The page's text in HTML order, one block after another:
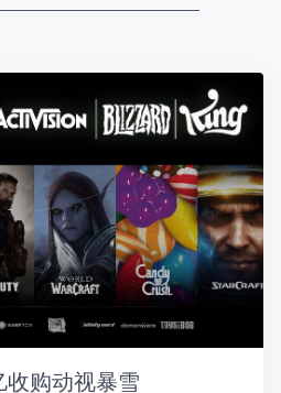
购动视暴雪